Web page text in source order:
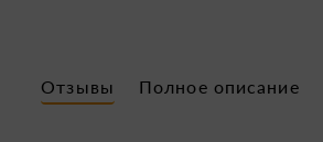
Отзывы Полное описание